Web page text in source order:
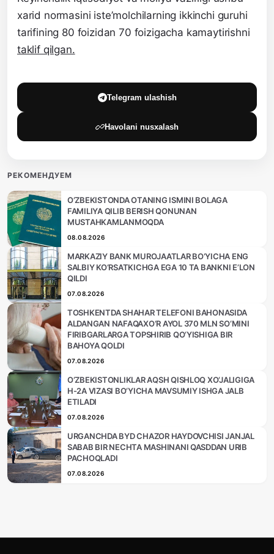
xarid normasini iste’molchilarning ikkinchi guruhi
tarifining 80 foizidan 70 foizigacha kamaytirishni
taklif qilgan.
Telegram ulashish
Havolani nusxalash
РЕКОМЕНДУЕМ
O‘ZBEKISTONDA OTANING ISMINI BOLAGA
FAMILIYA QILIB BERISH QONUNAN
MUSTAHKAMLANMOQDA
08.08.2026
MARKAZIY BANK MUROJAATLAR BO‘YICHA ENG
SALBIY KO‘RSATKICHGA EGA 10 TA BANKNI E’LON
QILDI
07.08.2026
TOSHKENTDA SHAHAR TELEFONI BAHONASIDA
ALDANGAN NAFAQAXO‘R AYOL 370 MLN SO‘MINI
FIRIBGARLARGA TOPSHIRIB QO‘YISHIGA BIR
BAHOYA QOLDI
07.08.2026
O‘ZBEKISTONLIKLAR AQSH QISHLOQ XO‘JALIGIGA
H-2A VIZASI BO‘YICHA MAVSUMIY ISHGA JALB
ETILADI
07.08.2026
URGANCHDA BYD CHAZOR HAYDOVCHISI JANJAL
SABAB BIR NECHTA MASHINANI QASDDAN URIB
PACHOQLADI
07.08.2026